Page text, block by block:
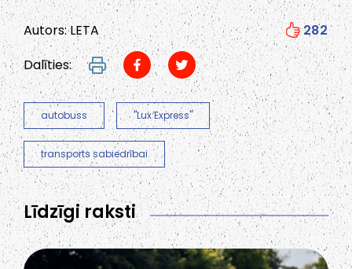
Autors: LETA
282
Dalīties:
autobuss "Lux Express"
transports sabiedrībai
Līdzīgi raksti